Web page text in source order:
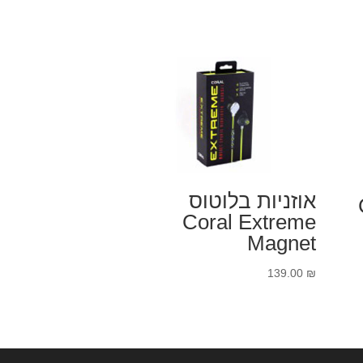
אוזניות בלוטוס
Coral Extreme
Magnet
139.00 ₪